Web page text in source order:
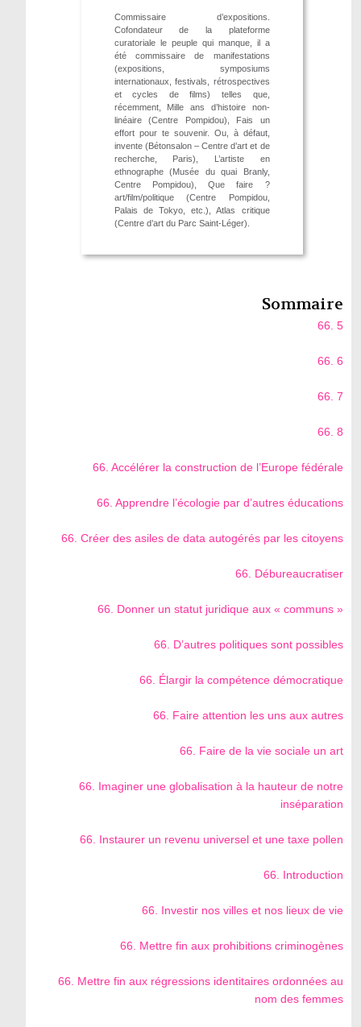
Commissaire d’expositions.
Cofondateur de la plateforme
curatoriale le peuple qui manque, il a
été commissaire de manifestations
(expositions, symposiums
internationaux, festivals, rétrospectives
et cycles de films) telles que,
récemment, Mille ans d’histoire non-
linéaire (Centre Pompidou), Fais un
effort pour te souvenir. Ou, à défaut,
invente (Bétonsalon – Centre d’art et de
recherche, Paris), L’artiste en
ethnographe (Musée du quai Branly,
Centre Pompidou), Que faire ?
art/film/politique (Centre Pompidou,
Palais de Tokyo, etc.), Atlas critique
(Centre d’art du Parc Saint-Léger).
Sommaire
66. 5
66. 6
66. 7
66. 8
66. Accélérer la construction de l’Europe fédérale
66. Apprendre l’écologie par d’autres éducations
66. Créer des asiles de data autogérés par les citoyens
66. Débureaucratiser
66. Donner un statut juridique aux « communs »
66. D’autres politiques sont possibles
66. Élargir la compétence démocratique
66. Faire attention les uns aux autres
66. Faire de la vie sociale un art
66. Imaginer une globalisation à la hauteur de notre
inséparation
66. Instaurer un revenu universel et une taxe pollen
66. Introduction
66. Investir nos villes et nos lieux de vie
66. Mettre fin aux prohibitions criminogènes
66. Mettre fin aux régressions identitaires ordonnées au
nom des femmes